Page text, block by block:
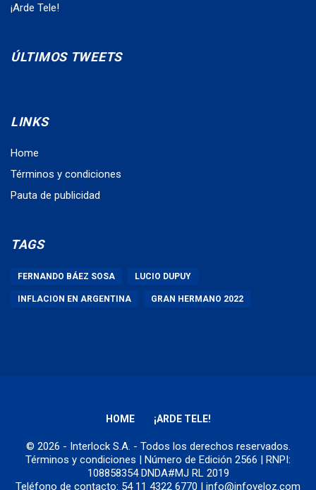
¡Arde Tele!
ÚLTIMOS TWEETS
LINKS
Home
Términos y condiciones
Pauta de publicidad
TAGS
FERNANDO BÁEZ SOSA LUCIO DUPUY
INFLACION EN ARGENTINA GRAN HERMANO 2022
HOME ¡ARDE TELE!
© 2026 - Interlock S.A. - Todos los derechos reservados.
Términos y condiciones | Número de Edición 2566 | RNPI:
108858354 DNDA#MJ RL 2019
Teléfono de contacto: 54 11 4322 6770 | info@infoveloz.com